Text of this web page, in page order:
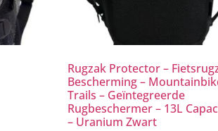
Rugzak Protector –
Bescherming –
Trails – Geïntegreerde
Rugbeschermer – 13L
– Uranium Zwart